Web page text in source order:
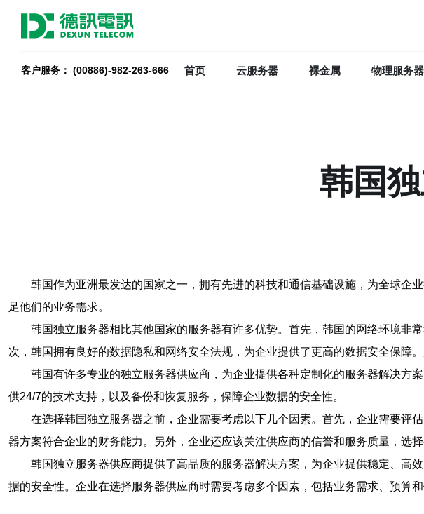
客户服务： (00886)-982-263-666 首页 云服务器 裸金属 物理服务器
韩国
韩国作为亚洲最发达的国家之一，拥有先进的科技和通信基础设施，为全球企
足他们的业务需求。
韩国独立服务器相比其他国家的服务器有许多优势。首先，韩国的网络环境非
次，韩国拥有良好的数据隐私和网络安全法规，为企业提供了更高的数据安全保障
韩国有许多专业的独立服务器供应商，为企业提供各种定制化的服务器解决方
供24/7的技术支持，以及备份和恢复服务，保障企业数据的安全性。
在选择韩国独立服务器之前，企业需要考虑以下几个因素。首先，企业需要评
器方案符合企业的财务能力。另外，企业还应该关注供应商的信誉和服务质量，选
韩国独立服务器供应商提供了高品质的服务器解决方案，为企业提供稳定、高
据的安全性。企业在选择服务器供应商时需要考虑多个因素，包括业务需求、预算